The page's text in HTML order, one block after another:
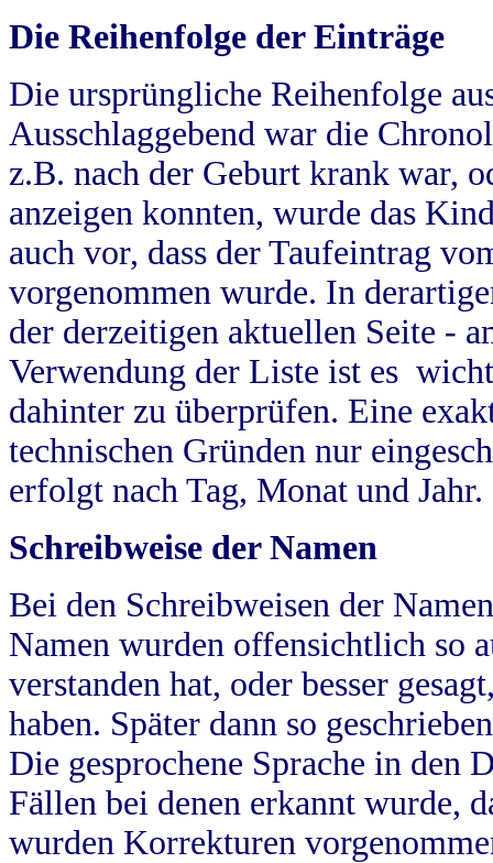
Die Reihenfolge der Einträge
Die ursprüngliche Reihenfolge
Ausschlaggebend war die
z.B. nach der Geburt krank war,
anzeigen konnten, wurde das
auch vor, dass der Taufeintrag
vorgenommen wurde. In
der derzeitigen aktuellen Seite -
Verwendung der Liste ist es
dahinter zu überprüfen. Eine
technischen Gründen nur
erfolgt nach Tag, Monat und Jahr.
Schreibweise der Namen
Bei den Schreibweisen der
Namen wurden offensichtlich so
verstanden hat, oder besser
haben. Später dann so
Die gesprochene Sprache in
Fällen bei denen erkannt wurde,
wurden Korrekturen